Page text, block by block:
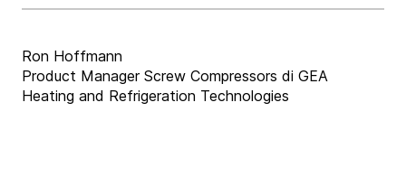
Ron Hoffmann
Product Manager Screw Compressors di GEA
Heating and Refrigeration Technologies